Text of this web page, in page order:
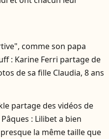
comme son papa
: Karine Ferri partage de
de sa fille Claudia, 8 ans
partage des vidéos de
: Lilibet a bien
la même taille que